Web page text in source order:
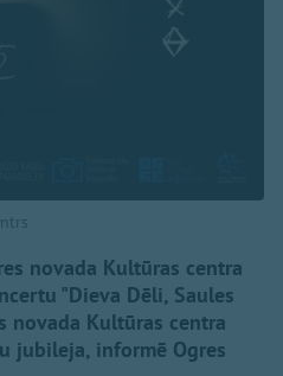
novada Kultūras centra
"Dieva Dēli, Saules
novada Kultūras centra
jubileja, informē Ogres